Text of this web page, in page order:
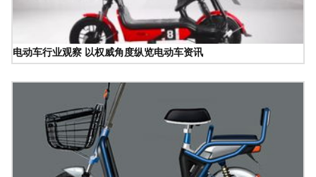
电动车行业观察 以权威角度纵览电动车资讯